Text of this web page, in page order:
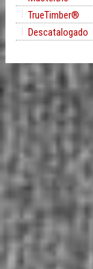
TrueTimber®
Descatalogado